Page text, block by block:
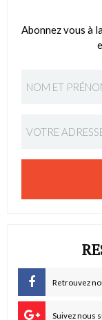
Abonnez vous à
Retrouvez
Suivez nous